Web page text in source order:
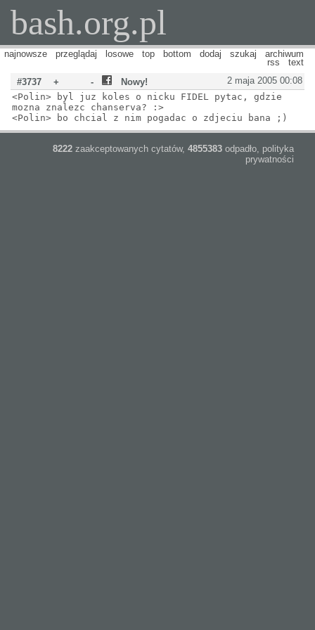
bash.org.pl
najnowsze przeglądaj losowe top bottom dodaj szukaj
archiwum
rss
text
2 maja 2005 00:08
#3737 + -
Nowy!
<Polin> byl juz koles o nicku FIDEL pytac, gdzie
mozna znalezc chanserva? :>
<Polin> bo chcial z nim pogadac o zdjeciu bana ;)
8222 zaakceptowanych cytatów, 4855383 odpadło, polityka
prywatności